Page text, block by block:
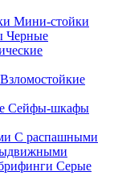
Мини-стойки
Черные
Взломостойкие
Сейфы-шкафы
С распашными
Серые